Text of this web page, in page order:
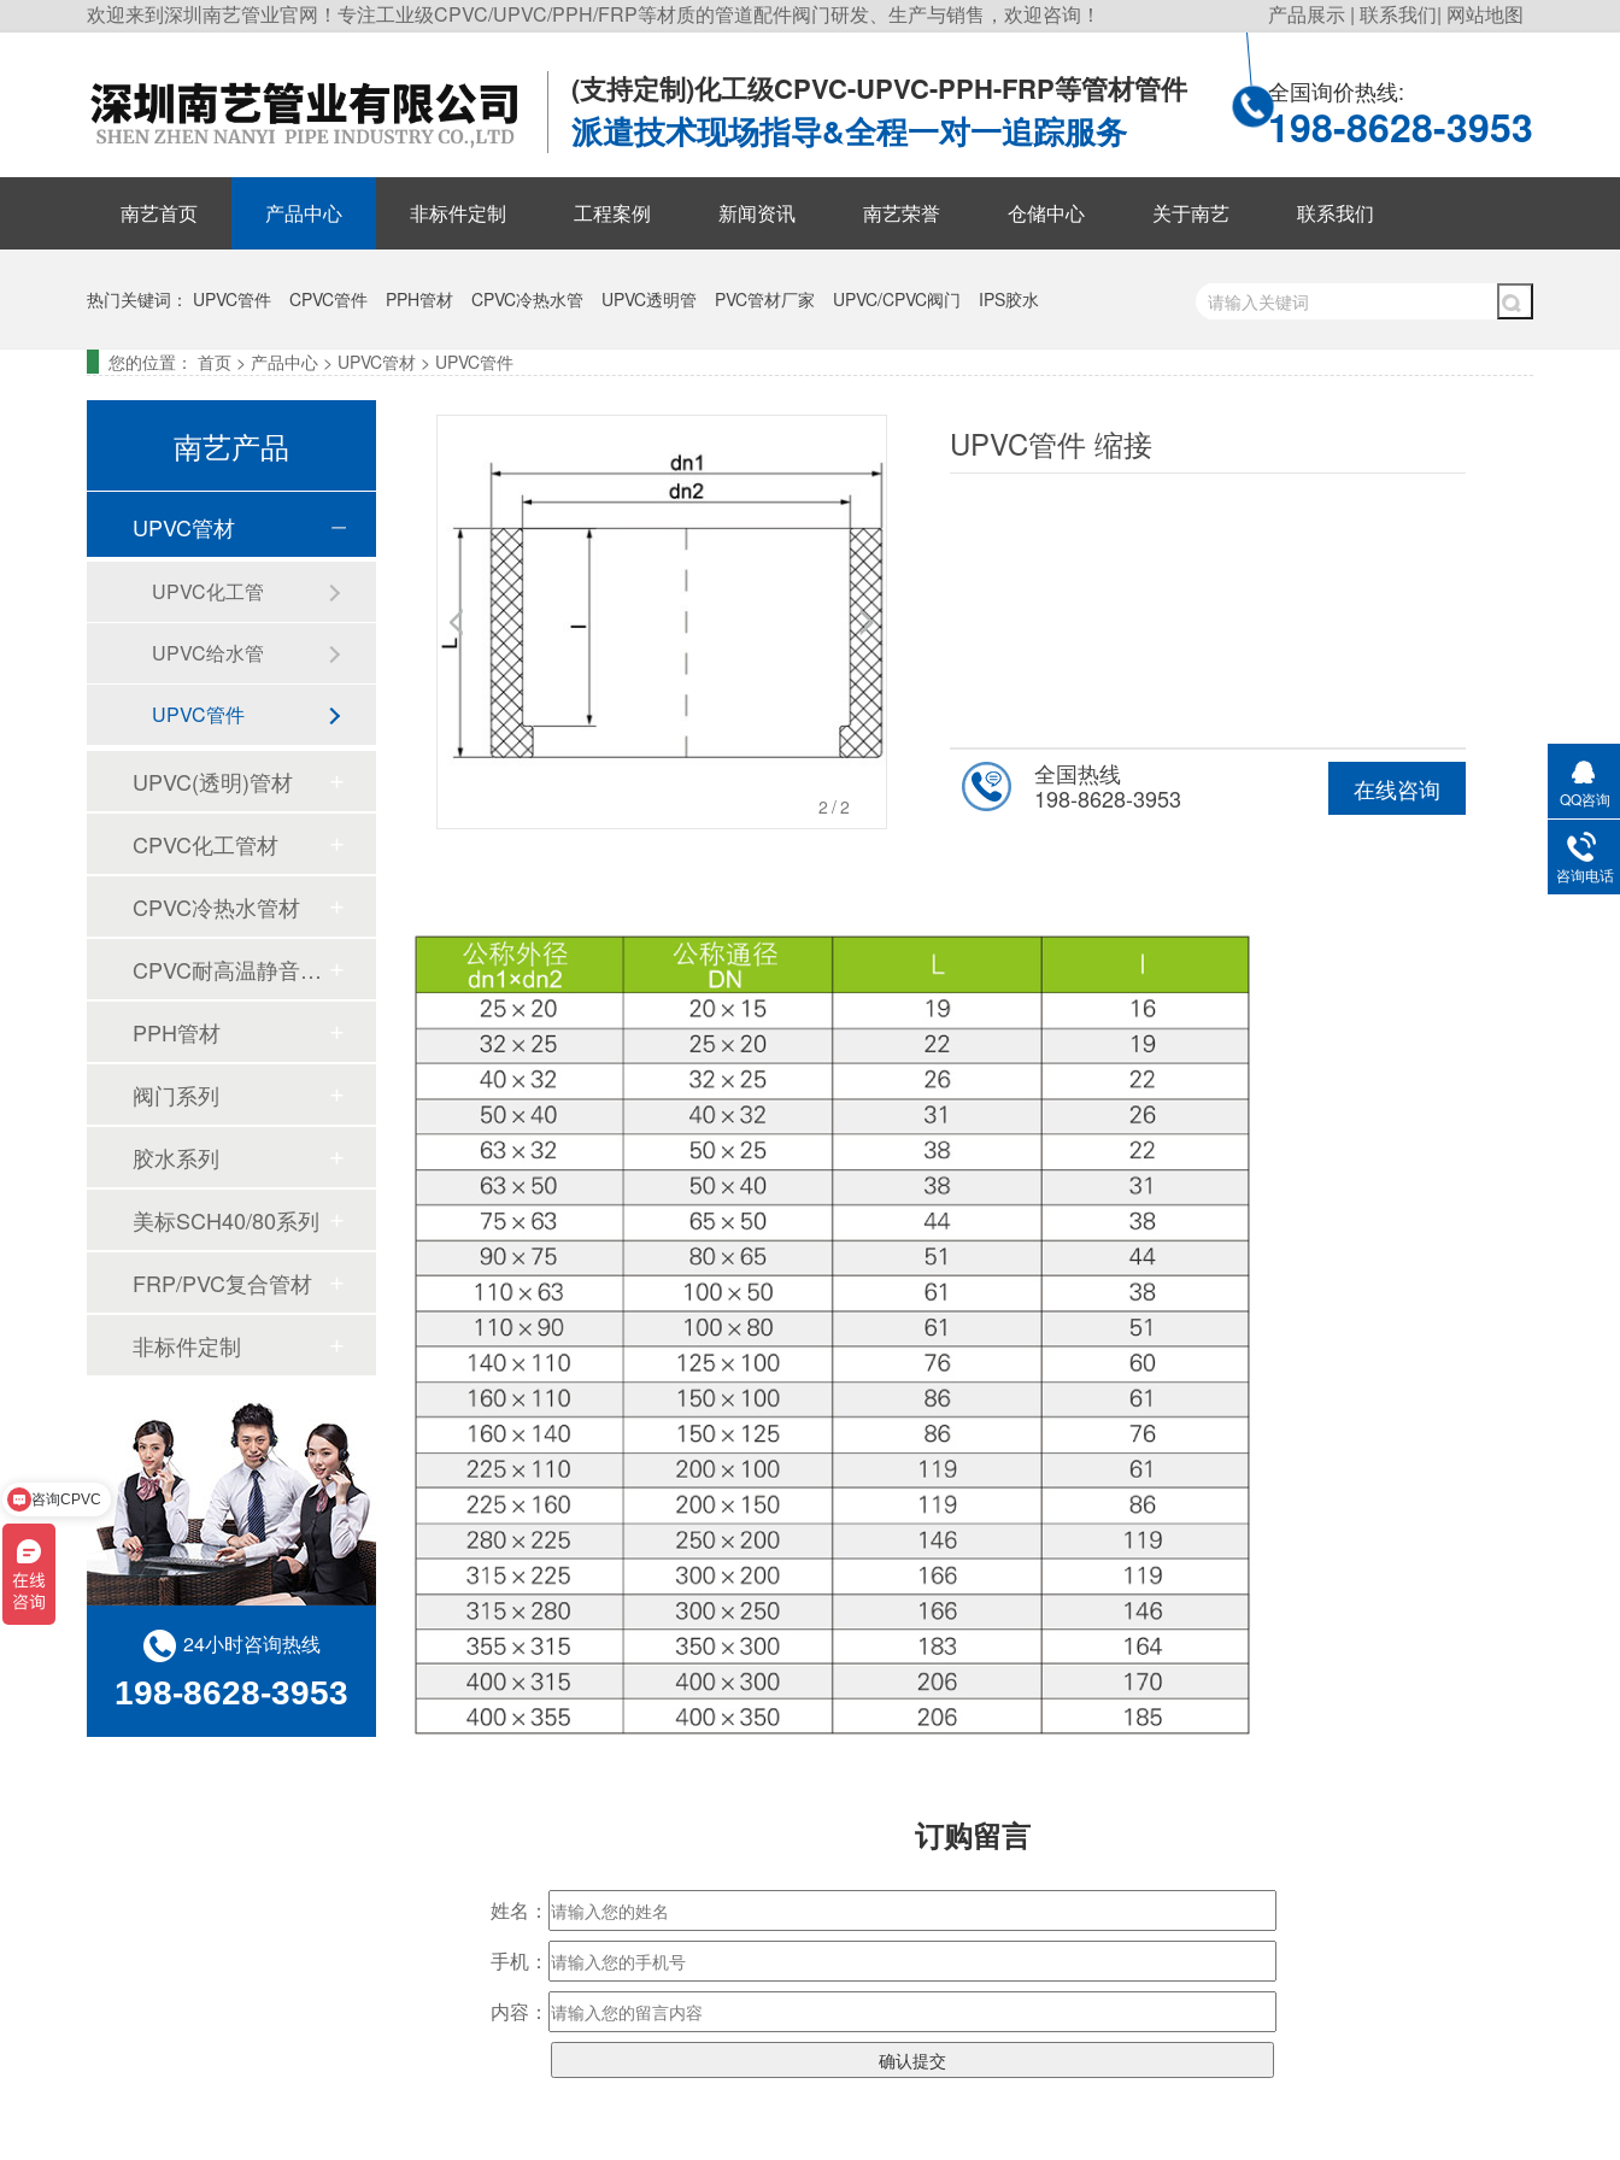
欢迎来到深圳南艺管业官网！专注工业级CPVC/UPVC/PPH/FRP等材质的管道配件阀门研发、生产与销售，欢迎咨询！ 产品展示 | 联系我们| 网站地图
(支持定制)化工级CPVC-UPVC-PPH-FRP等管材管件
派遣技术现场指导&全程一对一追踪服务
全国询价热线:
198-8628-3953
南艺首页 产品中心 非标件定制 工程案例 新闻资讯 南艺荣誉 仓储中心 关于南艺 联系我们
热门关键词： UPVC管件 CPVC管件 PPH管材 CPVC冷热水管 UPVC透明管 PVC管材厂家 UPVC/CPVC阀门 IPS胶水
您的位置： 首页 > 产品中心 > UPVC管材 > UPVC管件
2 /2
UPVC管件 缩接
在线咨询
全国热线
198-8628-3953
订购留言
姓名：
手机：
内容：
南艺产品
UPVC管材
UPVC化工管
UPVC给水管
UPVC管件
UPVC(透明)管材
CPVC化工管材
CPVC冷热水管材
CPVC耐高温静音排水管材
PPH管材
阀门系列
胶水系列
美标SCH40/80系列
FRP/PVC复合管材
非标件定制
24小时咨询热线
198-8628-3953
QQ咨询
咨询电话
咨询CPVC